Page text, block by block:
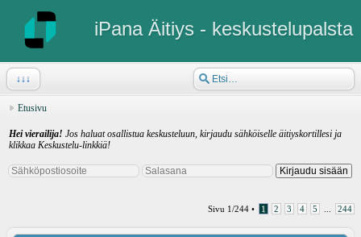
iPana Äitiys - keskustelupalsta
↓↓↓
Etusivu
Hei vierailija! Jos haluat osallistua keskusteluun, kirjaudu sähköiselle äitiyskortillesi ja
klikkaa Keskustelu-linkkiä!
Sivu 1/244 • 1 2 3 4 5 244